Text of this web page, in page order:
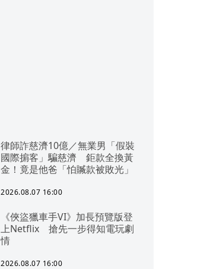
律師詐慈濟10億／無業男「假裝
國際掮客」騙慈濟 鉅款全換黃
金！竟是他爸「怕贓款被敗光」
2026.08.07 16:00
《俠盜獵車手VI》加長預覽版登
上Netflix 搶先一步得知電玩劇
情
2026.08.07 16:00